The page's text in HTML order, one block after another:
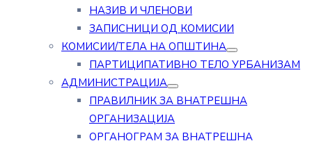
НАЗИВ И ЧЛЕНОВИ
ЗАПИСНИЦИ ОД КОМИСИИ
КОМИСИИ/ТЕЛА НА ОПШТИНА
ПАРТИЦИПАТИВНО ТЕЛО УРБАНИЗАМ
АДМИНИСТРАЦИЈА
ПРАВИЛНИК ЗА ВНАТРЕШНА
ОРГАНИЗАЦИЈА
ОРГАНОГРАМ ЗА ВНАТРЕШНА